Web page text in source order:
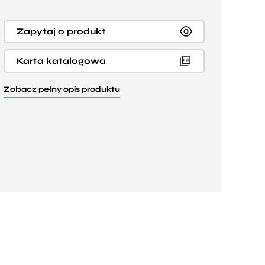
Zapytaj o produkt
Karta katalogowa
Zobacz pełny opis produktu